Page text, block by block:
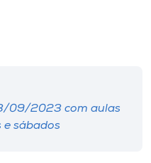
09/2023 com aulas
e sábados